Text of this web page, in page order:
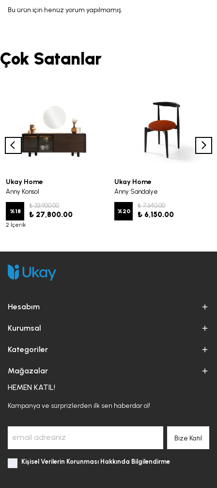
Bu ürün için henüz yorum yapılmamış.
Çok Satanlar
Ukay Home
Anny Konsol
%18
₺ 33,900.00
₺ 27,800.00
2 İçerik
Ukay Home
Anny Sandalye
%20
₺ 7,640.00
₺ 6,150.00
Hesabım
Kurumsal
Kategoriler
Mağazalar
HEMEN KATIL!
Kampanya ve sürprizlerden ilk sen haberdar ol!
Bize Katıl
Kişisel Verilerin Korunması Hakkında Bilgilendirme